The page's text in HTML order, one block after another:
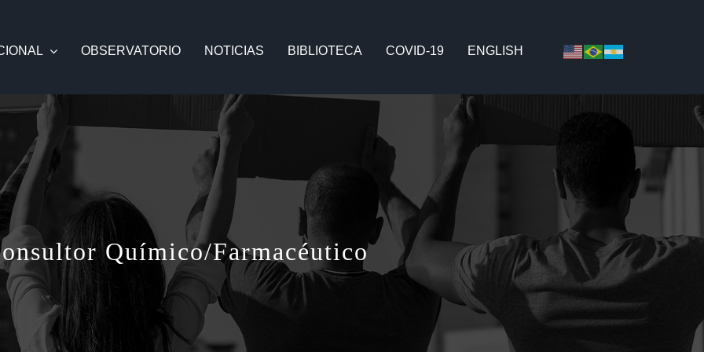
OBSERVATORIO NOTICIAS BIBLIOTECA COVID-19 ENGLISH
Químico/Farmacéutico